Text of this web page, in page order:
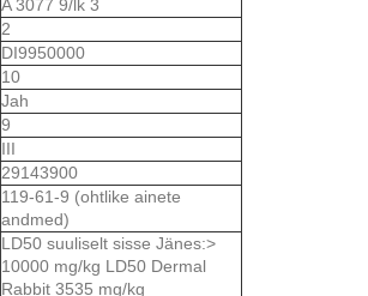
A 3077 9/lk 3
2
DI9950000
10
Jah
9
III
29143900
119-61-9 (ohtlike ainete
andmed)
LD50 suuliselt sisse Jänes:>
10000 mg/kg LD50 Dermal
Rabbit 3535 mg/kg